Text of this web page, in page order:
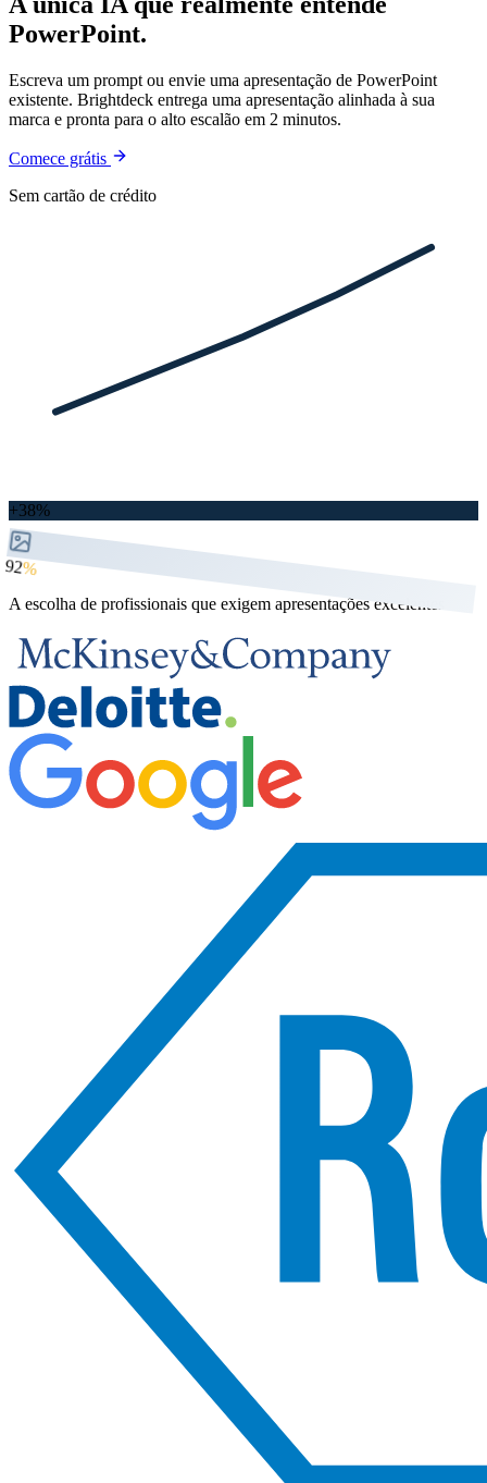
PowerPoint.
Escreva um prompt ou envie uma apresentação de PowerPoint
existente. Brightdeck entrega uma apresentação alinhada à sua
marca e pronta para o alto escalão em 2 minutos.
Comece grátis
Sem cartão de crédito
+38%
92%
A escolha de profissionais que exigem apresentações excelentes